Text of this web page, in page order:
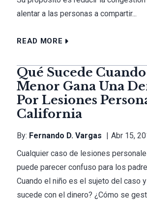
alentar a las personas a compartir...
READ MORE
Qué Sucede
Menor Gana Una
Por Lesiones
California
By: Fernando D. Vargas
Abr 15,
Cualquier caso de lesiones
puede parecer confuso para los
Cuando el niño es el sujeto del caso y
sucede con el dinero? ¿Cómo se